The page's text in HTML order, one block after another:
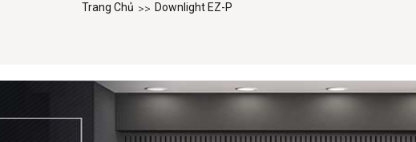
Trang Chủ Downlight EZ-P